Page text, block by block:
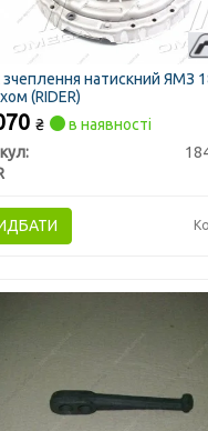
натискний ЯМЗ
(RIDER)
₴
в наявності